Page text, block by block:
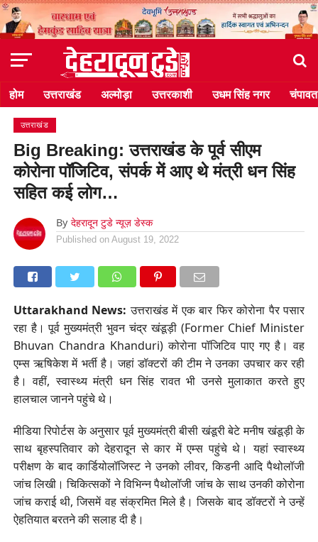
होम उत्तराखंड अल्मोड़ा उत्तरकाशी उधम सिंह नगर चंपावत
उत्तराखंड
Big Breaking: उत्तराखंड के पूर्व सीएम
कोरोना पॉजिटिव, संपर्क में आए थे मंत्री धन सिंह
सहित कई लोग…
By देहरादून टुडे न्यूज़ डेस्क
Published on August 19, 2022
Uttarakhand News: उत्तराखंड में एक बार फिर कोरोना पैर पसार
रहा है। पूर्व मुख्यमंत्री भुवन चंद्र खंडूड़ी (Former Chief Minister
Bhuvan Chandra Khanduri) कोरोना पॉजिटिव पाए गए है। वह
एम्स ऋषिकेश में भर्ती है। जहां डॉक्टरों की टीम ने उनका उपचार कर रही
है। वहीं, स्वास्थ्य मंत्री धन सिंह रावत भी उनसे मुलाकात करते हुए
हालचाल जानने पहुंचे थे।
मीडिया रिपोर्टस के अनुसार पूर्व मुख्यमंत्री बीसी खंडूरी बेटे मनीष खंडूड़ी के
साथ बृहस्पतिवार को देहरादून से कार में एम्स पहुंचे थे। यहां स्वास्थ्य
परीक्षण के बाद कार्डियोलॉजिस्ट ने उनको लीवर, किडनी आदि पैथोलॉजी
जांच लिखी। चिकित्सकों ने विभिन्न पैथोलॉजी जांच के साथ उनकी कोरोना
जांच कराई थी, जिसमें वह संक्रमित मिले है। जिसके बाद डॉक्टरों ने उन्हें
ऐहतियात बरतने की सलाह दी है।